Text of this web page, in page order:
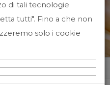
di tali tecnologie
tutti". Fino a che non
solo i cookie